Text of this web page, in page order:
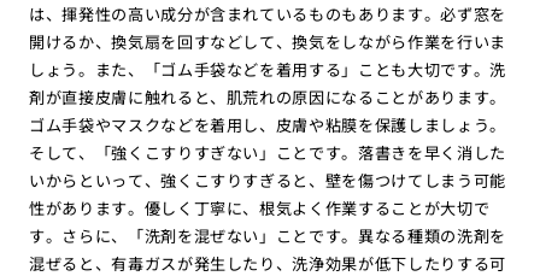
は、揮発性の高い成分が含まれているものもあります。必ず窓を
開けるか、換気扇を回すなどして、換気をしながら作業を行いま
しょう。また、「ゴム手袋などを着用する」ことも大切です。洗
剤が直接皮膚に触れると、肌荒れの原因になることがあります。
ゴム手袋やマスクなどを着用し、皮膚や粘膜を保護しましょう。
そして、「強くこすりすぎない」ことです。落書きを早く消した
いからといって、強くこすりすぎると、壁を傷つけてしまう可能
性があります。優しく丁寧に、根気よく作業することが大切で
す。さらに、「洗剤を混ぜない」ことです。異なる種類の洗剤を
混ぜると、有毒ガスが発生したり、洗浄効果が低下したりする可